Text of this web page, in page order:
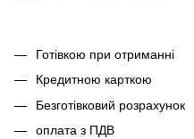
Готівкою при отриманні
Кредитною карткою
Безготівковий розрахунок
оплата з ПДВ